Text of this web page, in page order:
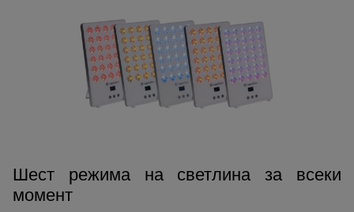
Шест режима на светлина за всеки
момент